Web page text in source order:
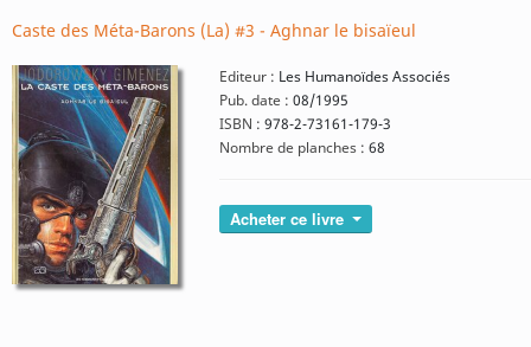
Caste des Méta-Barons (La) #3 - Aghnar le bisaïeul
Editeur : Les Humanoïdes Associés
Pub. date : 08/1995
ISBN : 978-2-73161-179-3
Nombre de planches : 68
Acheter ce livre